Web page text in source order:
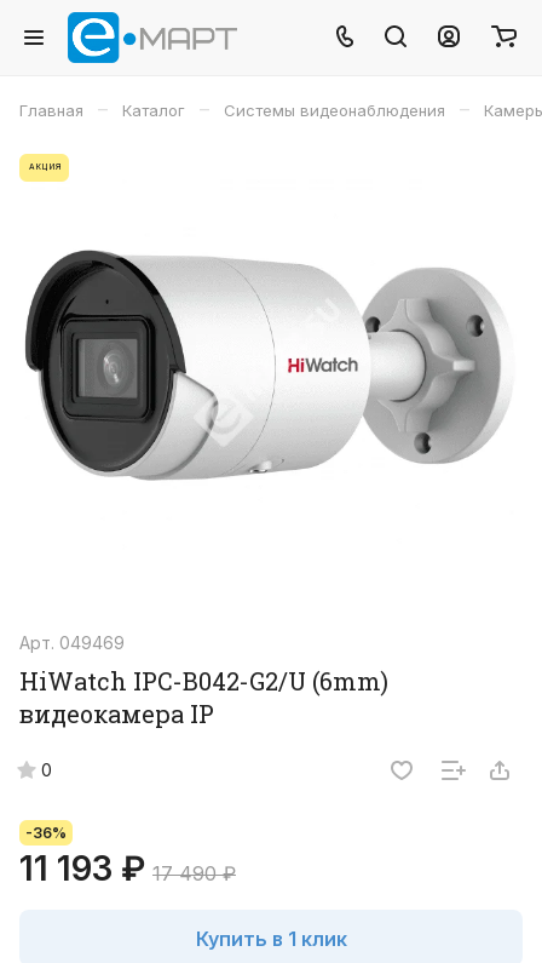
Главная – Каталог – Системы видеонаблюдения –
АКЦИЯ
Арт. 049469
HiWatch IPC-B042-G2/U (6mm)
видеокамера IP
0
-36%
11 193 ₽ 17 490 ₽
Купить в 1 клик